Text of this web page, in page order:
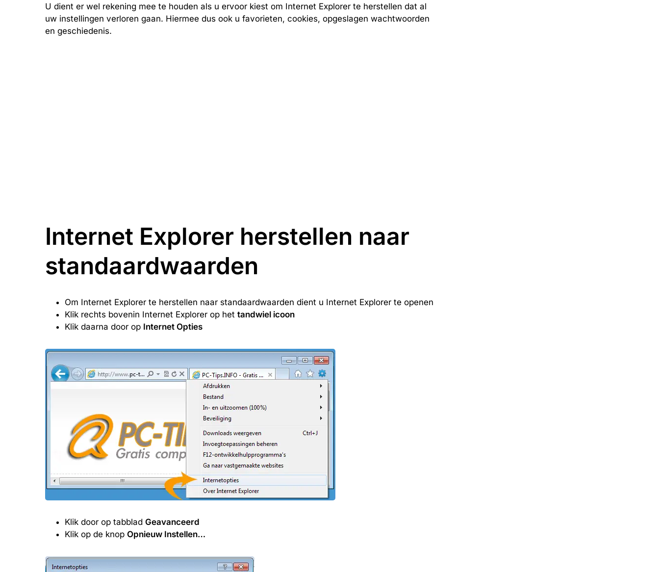
U dient er wel rekening mee te houden als u ervoor kiest om Internet Explorer te herstellen dat al
uw instellingen verloren gaan. Hiermee dus ook u favorieten, cookies, opgeslagen wachtwoorden
en geschiedenis.
Internet Explorer herstellen naar
standaardwaarden
Om Internet Explorer te herstellen naar standaardwaarden dient u Internet Explorer te openen
Klik rechts bovenin Internet Explorer op het tandwiel icoon
Klik daarna door op Internet Opties
Klik door op tabblad Geavanceerd
Klik op de knop Opnieuw Instellen…